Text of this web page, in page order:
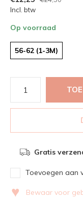
Incl. btw
Op voorraad
56-62 (1-3M)
Gratis
Toevoegen aan
♥ Bewaar voor